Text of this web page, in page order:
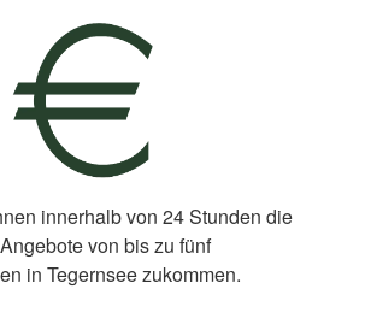
innerhalb von 24 Stunden die
von bis zu fünf
in Tegernsee zukommen.